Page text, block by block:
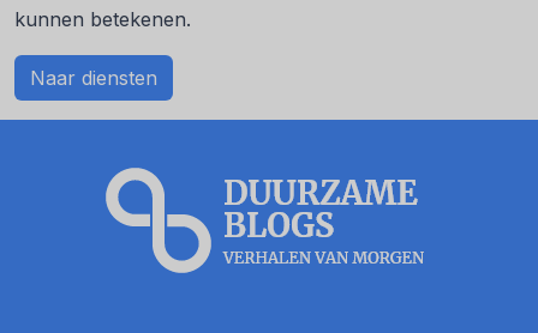
kunnen betekenen.
Naar diensten